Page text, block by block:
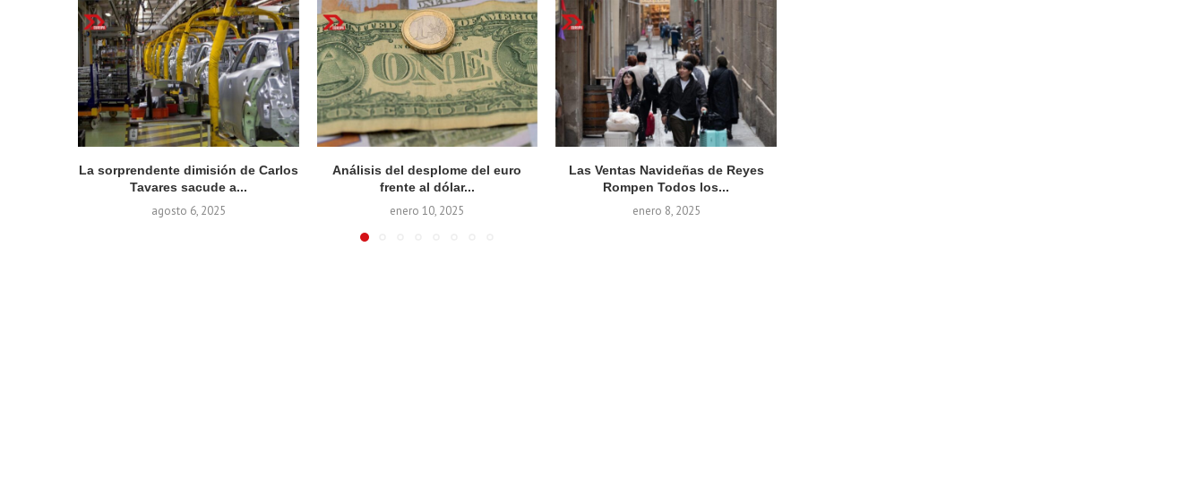
La sorprendente dimisión de Carlos
Tavares sacude a...
agosto 6, 2025
Análisis del desplome del euro
frente al dólar...
enero 10, 2025
Las Ventas Navideñas de Reyes
Rompen Todos los...
enero 8, 2025